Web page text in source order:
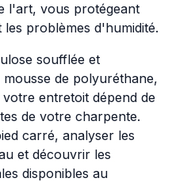
l'art, vous protégeant
problèmes d'humidité.
soufflée et
de polyuréthane,
entretoit dépend de
de votre charpente.
carré, analyser les
et découvrir les
disponibles au